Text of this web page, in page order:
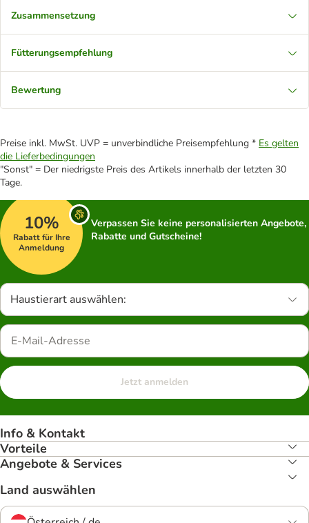
Zusammensetzung
Fütterungsempfehlung
Bewertung
Preise inkl. MwSt. UVP = unverbindliche Preisempfehlung * Es gelten
die Lieferbedingungen
"Sonst" = Der niedrigste Preis des Artikels innerhalb der letzten 30
Tage.
10%
Rabatt für Ihre
Anmeldung
Verpassen Sie keine personalisierten Angebote,
Rabatte und Gutscheine!
Haustierart auswählen:
Jetzt anmelden
Info & Kontakt
Vorteile
Angebote & Services
Land auswählen